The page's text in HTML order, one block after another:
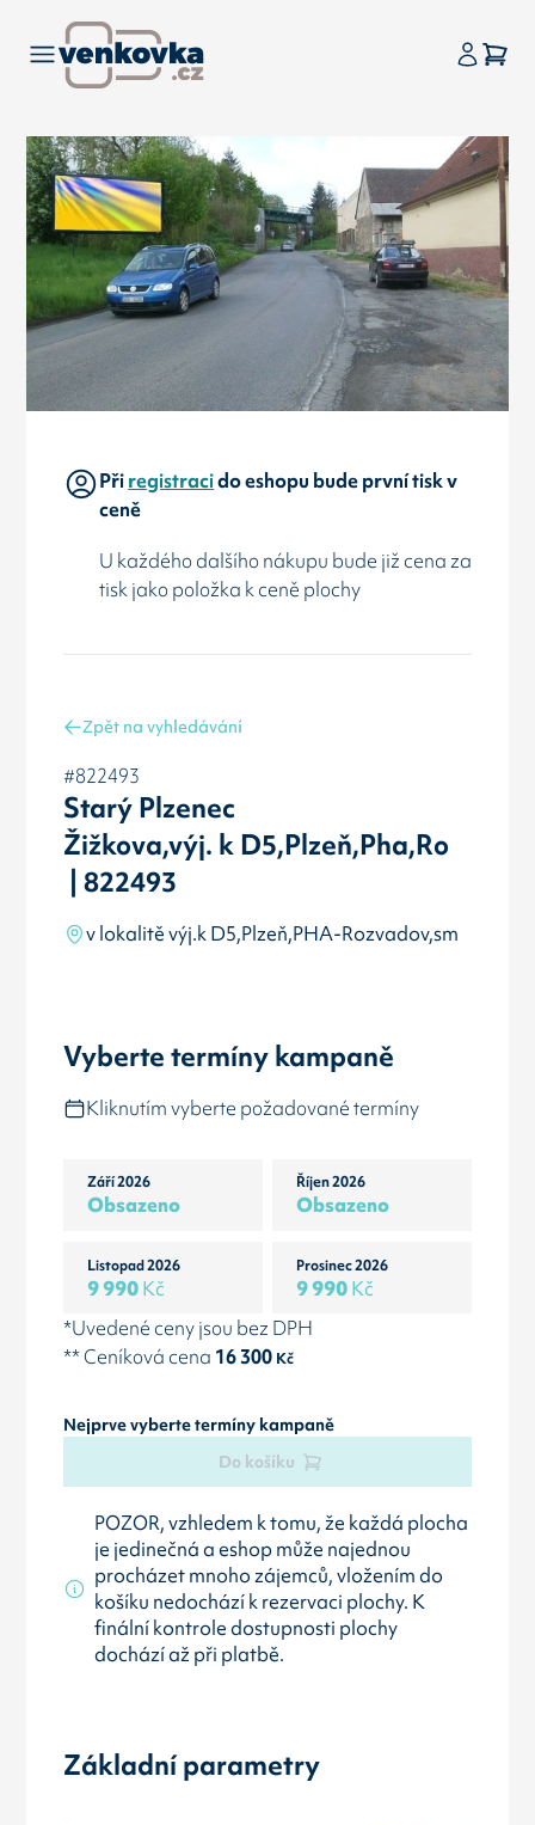
Přiregistracido eshopu bude první tisk v
ceně
U každého dalšího nákupu bude již cena za
tisk jako položka k ceně plochy
Zpět na vyhledávání
#822493
Starý Plzenec
Žižkova,výj. k D5,Plzeň,Pha,Ro
| 822493
v lokalitě výj.k D5,Plzeň,PHA-Rozvadov,sm
Vyberte termíny kampaně
Kliknutím vyberte požadované termíny
Září 2026
Obsazeno
Říjen 2026
Obsazeno
Listopad 2026
9 990Kč
Prosinec 2026
9 990Kč
*Uvedené ceny jsou bez DPH
** Ceníková cena 16 300Kč
Nejprve vyberte termíny kampaně
Do košíku
POZOR, vzhledem k tomu, že každá plocha
je jedinečná a eshop může najednou
procházet mnoho zájemců, vložením do
košíku nedochází k rezervaci plochy. K
finální kontrole dostupnosti plochy
dochází až při platbě.
Základní parametry